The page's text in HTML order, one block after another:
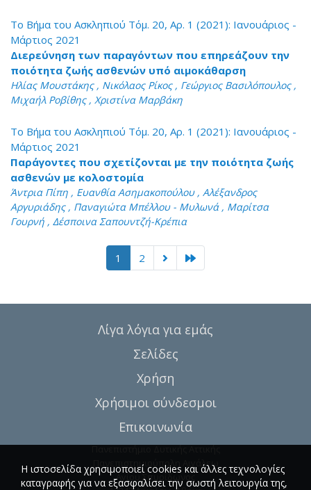
Το Βήμα του Ασκληπιού Τόμ. 20, Αρ. 1 (2021): Ιανουάριος -
Μάρτιος 2021
Διερεύνηση των παραγόντων που επηρεάζουν την
ποιότητα ζωής ασθενών υπό αιμοκάθαρση
Ηλίας Μουστάκης , Νικόλαος Ρίκος , Γεώργιος Βασιλόπουλος ,
Μιχαήλ Ροβίθης , Χριστίνα Μαρβάκη
Το Βήμα του Ασκληπιού Τόμ. 20, Αρ. 1 (2021): Ιανουάριος -
Μάρτιος 2021
Παράγοντες που σχετίζονται με την ποιότητα ζωής
ασθενών με κολοστομία
Άντρια Πίπη , Ευανθία Ασημακοπούλου , Αλέξανδρος
Αργυριάδης , Παναγιώτα Μπέλλου - Μυλωνά , Μαρίτσα
Γουρνή , Δέσποινα Σαπουντζή-Κρέπια
1 2
Λίγα λόγια για εμάς
Σελίδες
Χρήση
Χρήσιμοι σύνδεσμοι
Επικοινωνία
Πανεπιστήμιο Δυτικής Αττικής
Πανεπιστημιούπολη Αιγάλεω
Αγίου Σπυρίδωνος
Η ιστοσελίδα χρησιμοποιεί cookies και άλλες τεχνολογίες
καταγραφής για να εξασφαλίσει την σωστή λειτουργία της,